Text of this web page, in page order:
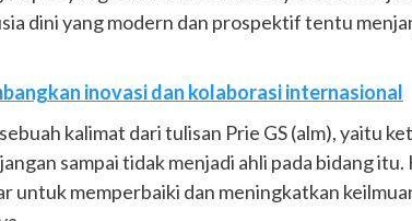
dini yang modern dan prospektif tentu
inovasi dan kolaborasi internasional
kalimat dari tulisan Prie GS (alm), yaitu
sampai tidak menjadi ahli pada bidang itu.
untuk memperbaiki dan meningkatkan